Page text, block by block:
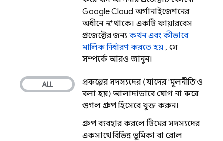
Google Cloud অর্গানাইজেশনের
অধীনে নাথাকে। একটি ফায়ারবেস
প্রজেক্টের জন্য কখন এবং কীভাবে
মালিক নির্ধারণ করতে হয় , সে
সম্পর্কে আরও জানুন।
প্রকল্পের সদস্যদের (যাদের 'মূলনীতি'ও
বলা হয়) আলাদাভাবে যোগ না করে
গুগল গ্রুপ হিসেবে যুক্ত করুন।
গ্রুপ ব্যবহার করলে টিমের সদস্যদের
একসাথে বিভিন্ন ভূমিকা বা রোল